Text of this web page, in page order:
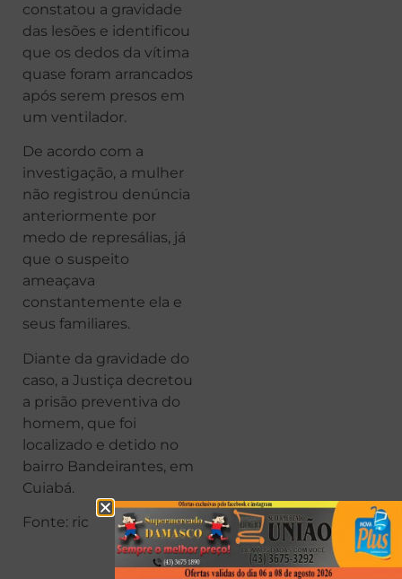
constatou a gravidade
das lesões e identificou
que os dedos da vítima
quase foram arrancados
após serem presos em
um ventilador.
De acordo com a
investigação, a mulher
não registrou denúncia
anteriormente por
medo de represálias, já
que o suspeito
ameaçava
constantemente ela e
seus familiares.
Diante da gravidade do
caso, a Justiça decretou
a prisão preventiva do
homem, que foi
localizado e detido no
bairro Bandeirantes, em
Cuiabá.
Fonte: ric